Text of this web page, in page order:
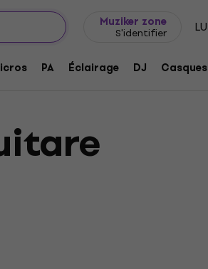
Muziker zone
S'identifier LU
PA Éclairage DJ Casques